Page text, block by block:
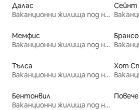
Далас
Ваканционни жилища под наем
Сейнт
Мемфис
Ваканционни жилища под наем
Тълса
Ваканционни жилища под наем
Хот
Бентонвил
Ваканционни жилища под наем